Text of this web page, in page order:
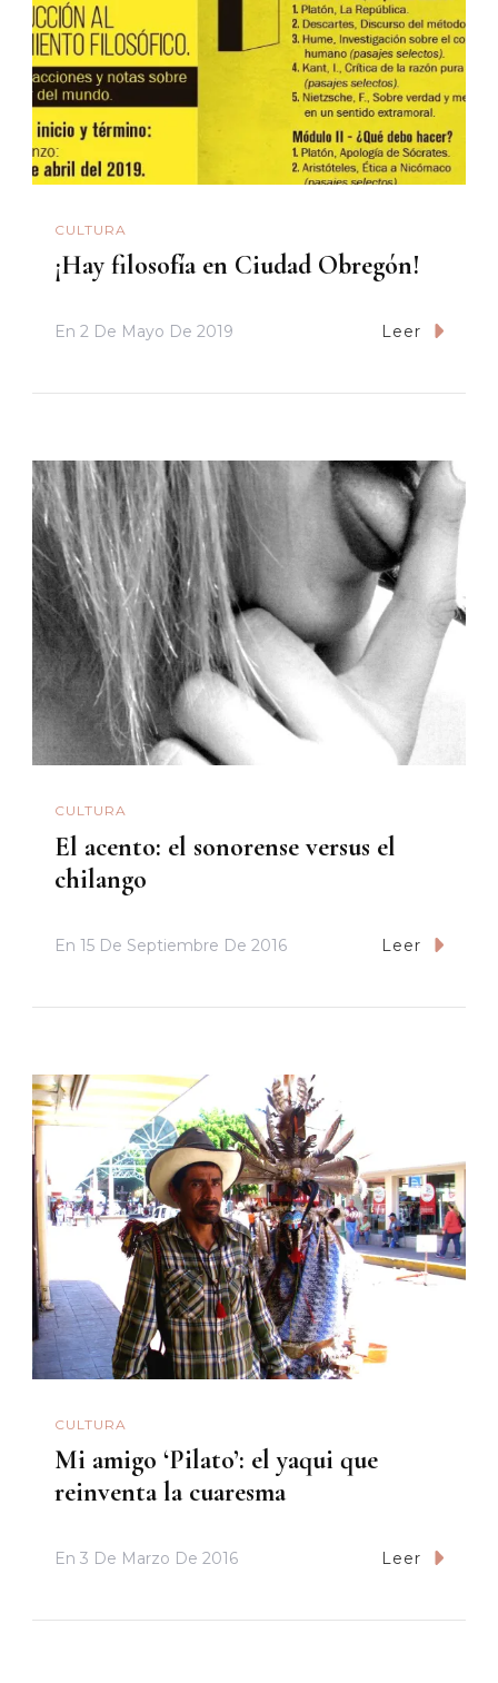
CULTURA
¡Hay filosofía en Ciudad Obregón!
En 2 De Mayo De 2019 Leer
CULTURA
El acento: el sonorense versus el
chilango
En 15 De Septiembre De 2016 Leer
CULTURA
Mi amigo ‘Pilato’: el yaqui que
reinventa la cuaresma
En 3 De Marzo De 2016 Leer